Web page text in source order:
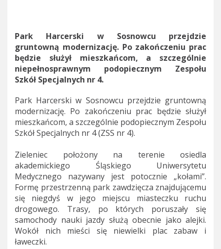
Park Harcerski w Sosnowcu przejdzie
gruntowną modernizację. Po zakończeniu prac
będzie służył mieszkańcom, a szczególnie
niepełnosprawnym podopiecznym Zespołu
Szkół Specjalnych nr 4.
Park Harcerski w Sosnowcu przejdzie gruntowną
modernizację. Po zakończeniu prac będzie służył
mieszkańcom, a szczególnie podopiecznym Zespołu
Szkół Specjalnych nr 4 (ZSS nr 4).
Zieleniec położony na terenie osiedla
akademickiego Śląskiego Uniwersytetu
Medycznego nazywany jest potocznie „kołami”.
Formę przestrzenną park zawdzięcza znajdującemu
się niegdyś w jego miejscu miasteczku ruchu
drogowego. Trasy, po których poruszały się
samochody nauki jazdy służą obecnie jako alejki.
Wokół nich mieści się niewielki plac zabaw i
ławeczki.